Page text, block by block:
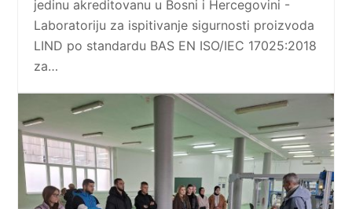
jedinu akreditovanu u Bosni i Hercegovini -
Laboratoriju za ispitivanje sigurnosti proizvoda
LIND po standardu BAS EN ISO/IEC 17025:2018
za…